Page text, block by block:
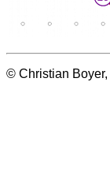
© Christian Boyer,